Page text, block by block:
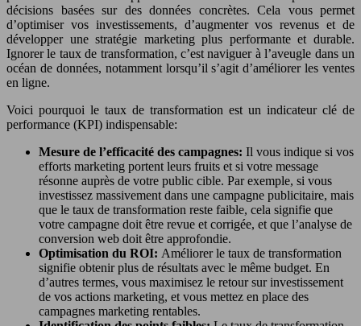
décisions basées sur des données concrètes. Cela vous permet
d’optimiser vos investissements, d’augmenter vos revenus et de
développer une stratégie marketing plus performante et durable.
Ignorer le taux de transformation, c’est naviguer à l’aveugle dans un
océan de données, notamment lorsqu’il s’agit d’améliorer les ventes
en ligne.
Voici pourquoi le taux de transformation est un indicateur clé de
performance (KPI) indispensable:
Mesure de l’efficacité des campagnes: Il vous indique si vos
efforts marketing portent leurs fruits et si votre message
résonne auprès de votre public cible. Par exemple, si vous
investissez massivement dans une campagne publicitaire, mais
que le taux de transformation reste faible, cela signifie que
votre campagne doit être revue et corrigée, et que l’analyse de
conversion web doit être approfondie.
Optimisation du ROI: Améliorer le taux de transformation
signifie obtenir plus de résultats avec le même budget. En
d’autres termes, vous maximisez le retour sur investissement
de vos actions marketing, et vous mettez en place des
campagnes marketing rentables.